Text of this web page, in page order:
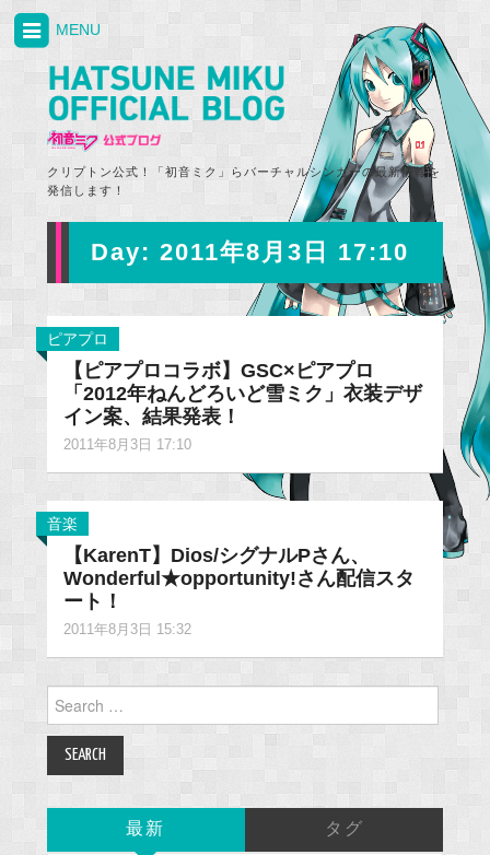
クリプトン公式！「初音ミク」らバーチャルシンガーの最新情報を
発信します！
MENU
Day: 2011年8月3日 17:10
ピアプロ
【ピアプロコラボ】GSC×ピアプロ
「2012年ねんどろいど雪ミク」衣装デザ
イン案、結果発表！
2011年8月3日 17:10
音楽
【KarenT】Dios/シグナルPさん、
Wonderful★opportunity!さん配信スタ
ート！
2011年8月3日 15:32
Search
for:
最新 タグ